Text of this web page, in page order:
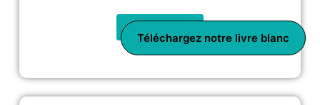
Téléchargez notre livre blanc